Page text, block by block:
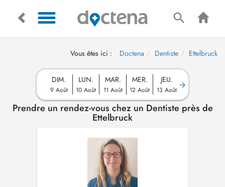
Vous êtes ici : Doctena Dentiste Ettelbruck
DIM.
9 Août
LUN.
10 Août
MAR.
11 Août
MER.
12 Août
JEU.
13 Août
Prendre un rendez-vous chez un Dentiste près de
Ettelbruck